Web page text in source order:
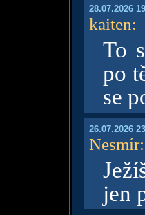
28.07.2026
kaiten:
To
po
se
26.07.2026
Nesmír:
jen